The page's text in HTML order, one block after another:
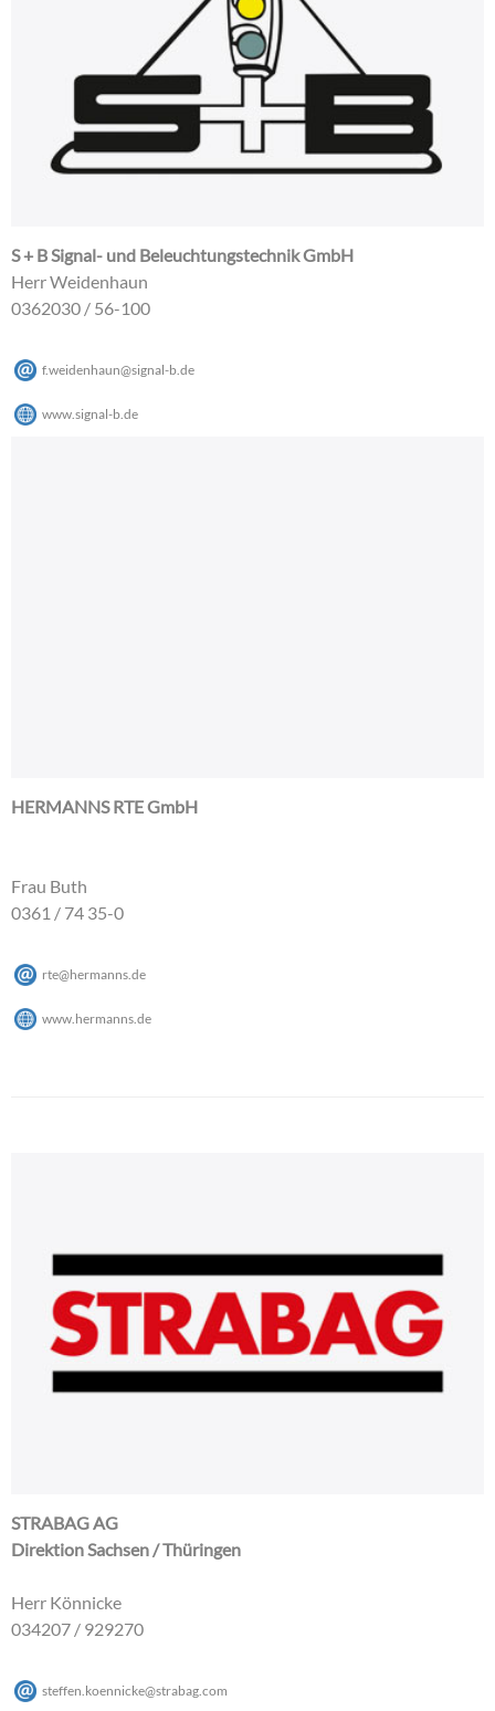
S + B Signal- und Beleuchtungstechnik GmbH
Herr Weidenhaun
0362030 / 56-100
f.weidenhaun@signal-b.de
www.signal-b.de
HERMANNS RTE GmbH
Frau Buth
0361 / 74 35-0
rte@hermanns.de
www.hermanns.de
STRABAG AG
Direktion Sachsen / Thüringen
Herr Könnicke
034207 / 929270
steffen.koennicke@strabag.com